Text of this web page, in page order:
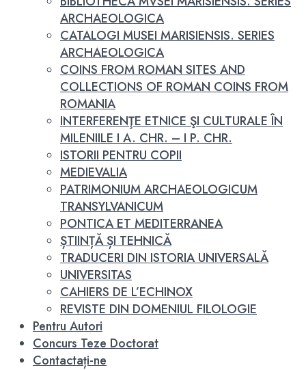
ARCHAEOLOGICA
CATALOGI MUSEI MARISIENSIS. SERIES
ARCHAEOLOGICA
COINS FROM ROMAN SITES AND
COLLECTIONS OF ROMAN COINS FROM
ROMANIA
INTERFERENŢE ETNICE ŞI CULTURALE ÎN
MILENIILE I A. CHR. – I P. CHR.
ISTORII PENTRU COPII
MEDIEVALIA
PATRIMONIUM ARCHAEOLOGICUM
TRANSYLVANICUM
PONTICA ET MEDITERRANEA
ȘTIINȚĂ ȘI TEHNICĂ
TRADUCERI DIN ISTORIA UNIVERSALĂ
UNIVERSITAS
CAHIERS DE L’ECHINOX
REVISTE DIN DOMENIUL FILOLOGIE
Pentru Autori
Concurs Teze Doctorat
Contactați-ne